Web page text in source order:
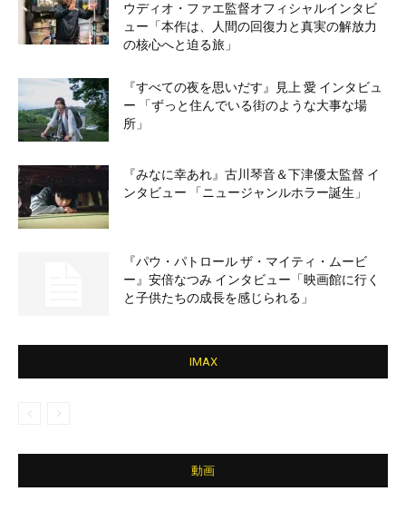
ウディオ・ファエ監督オフィシャルインタビ
ュー「本作は、人間の回復力と真実の解放力
の核心へと迫る旅」
『すべての夜を思いだす』見上 愛 インタビュ
ー 「ずっと住んでいる街のような大事な場
所」
『みなに幸あれ』古川琴音＆下津優太監督 イ
ンタビュー 「ニュージャンルホラー誕生」
『パウ・パトロール ザ・マイティ・ムービ
ー』安倍なつみ インタビュー「映画館に行く
と子供たちの成長を感じられる」
IMAX
動画